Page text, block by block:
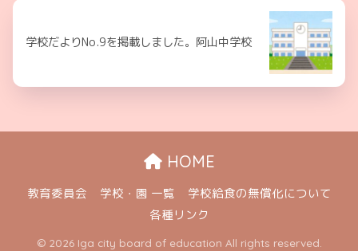
学校だよりNo.9を掲載しました。阿山中学校
HOME
教育委員会 学校・園 一覧
学校給食の無償化について
各種リンク
© 2026 Iga city board of education All rights reserved.